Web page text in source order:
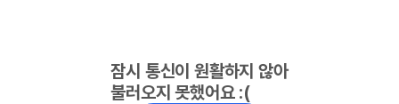
잠시 통신이 원활하지 않아
불러오지 못했어요 :(